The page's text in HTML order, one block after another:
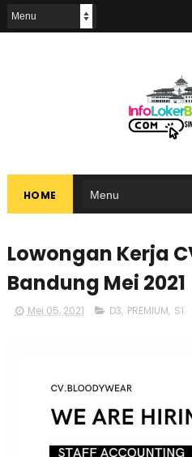
HOME
Lowongan Kerja
Bandung Mei 2021
Mei 05, 2021 D3, PREMIUM, S1